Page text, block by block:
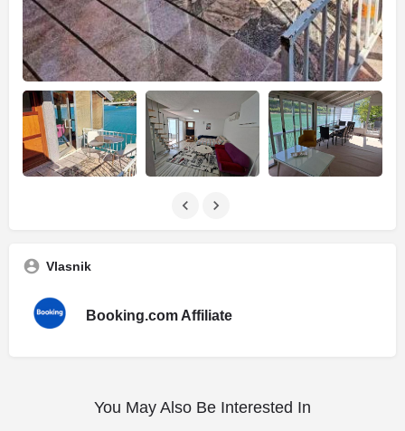
Vlasnik
Booking.com Affiliate
You May Also Be Interested In